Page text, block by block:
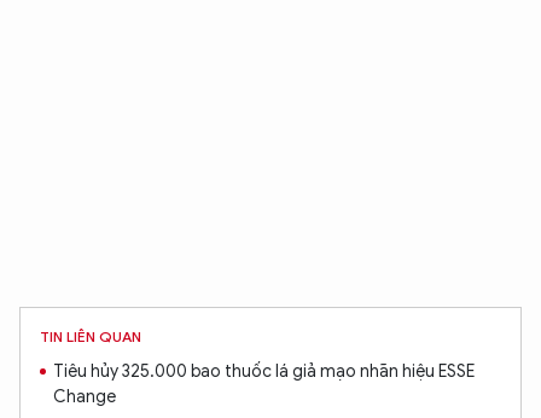
TIN LIÊN QUAN
Tiêu hủy 325.000 bao thuốc lá giả mạo nhãn hiệu ESSE
Change